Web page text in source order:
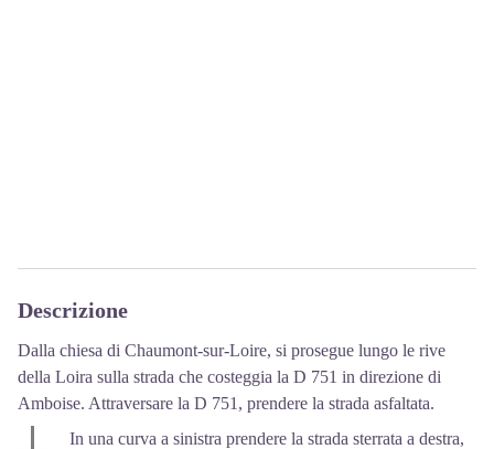
Descrizione
Dalla chiesa di Chaumont-sur-Loire, si prosegue lungo le rive
della Loira sulla strada che costeggia la D 751 in direzione di
Amboise. Attraversare la D 751, prendere la strada asfaltata.
In una curva a sinistra prendere la strada sterrata a destra,